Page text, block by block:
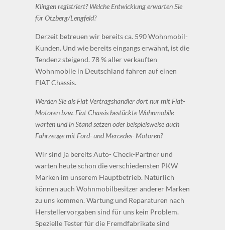
Klingen registriert? Welche Entwicklung erwarten Sie
für Otzberg/Lengfeld?
Derzeit betreuen wir bereits ca. 590 Wohnmobil-
Kunden. Und wie bereits eingangs erwähnt, ist die
Tendenz steigend. 78 % aller verkauften
Wohnmobile in Deutschland fahren auf einen
FIAT Chassis.
Werden Sie als Fiat Vertragshändler dort nur mit Fiat-
Motoren bzw. Fiat Chassis bestückte Wohnmobile
warten und in Stand setzen oder beispielsweise auch
Fahrzeuge mit Ford- und Mercedes- Motoren?
Wir sind ja bereits Auto- Check-Partner und
warten heute schon die verschiedensten PKW
Marken im unserem Hauptbetrieb. Natürlich
können auch Wohnmobilbesitzer anderer Marken
zu uns kommen. Wartung und Reparaturen nach
Herstellervorgaben sind für uns kein Problem.
Spezielle Tester für die Fremdfabrikate sind